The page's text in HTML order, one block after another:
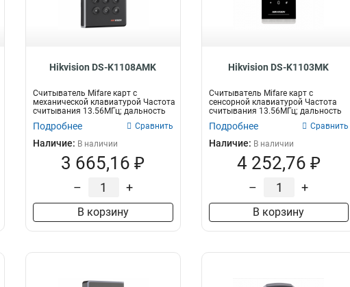
Hikvision DS-K1108AMK
Считыватель Mifare карт с
механической клавиатурой Частота
считывания 13.56МГц; дальность
Подробнее Сравнить
Наличие: В наличии
3 665,16 ₽
– +
В корзину
Hikvision DS-K1103MK
Считыватель Mifare карт с
сенсорной клавиатурой Частота
считывания 13.56МГц; дальность
считыван...
Подробнее Сравнить
Наличие: В наличии
4 252,76 ₽
– +
В корзину